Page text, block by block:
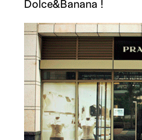
Dolce&Banana !